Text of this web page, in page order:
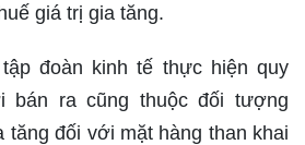
giá trị gia tăng.
đoàn kinh tế thực hiện quy
bán ra cũng thuộc đối tượng
tăng đối với mặt hàng than khai